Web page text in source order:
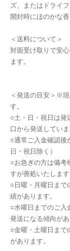
ズ、またはドライ
開封時にほのかな
＜送料について＞
対面受け取りで安
ます。
＜発送の目安＞※
す。
○土・日・祝日は発
口から発送していま
○通常ご入金確認後
日・祝日除く）
○お急ぎの方は備考
すが善処いたします
○日曜・月曜日まで
績があります。
○水曜日までのご入
発送になる傾向があ
○金曜・土曜日まで
があります。